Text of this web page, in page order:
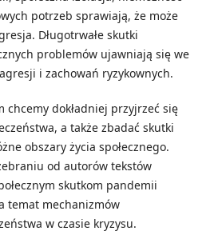
potrzeb sprawiają, że może
Długotrwałe skutki
problemów ujawniają się we
i zachowań ryzykownych.
chcemy dokładniej przyjrzeć się
a także zbadać skutki
obszary życia społecznego.
od autorów tekstów
skutkom pandemii
temat mechanizmów
w czasie kryzysu.